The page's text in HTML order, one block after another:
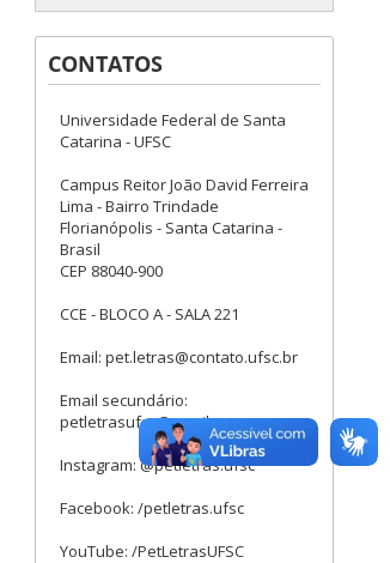
CONTATOS
Universidade Federal de Santa
Catarina - UFSC
Campus Reitor João David Ferreira
Lima - Bairro Trindade
Florianópolis - Santa Catarina -
Brasil
CEP 88040-900
CCE - BLOCO A - SALA 221
Email: pet.letras@contato.ufsc.br
Email secundário:
petletrasufsc@gmail.com
Instagram: @petletras.ufsc
Facebook: /petletras.ufsc
YouTube: /PetLetrasUFSC